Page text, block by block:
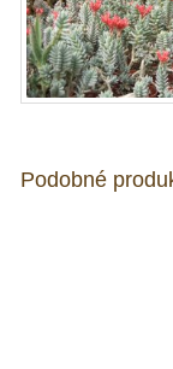
Podobné